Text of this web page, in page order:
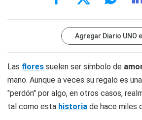
Agregar Diario UNO
Las flores suelen ser símbolo de
mano. Aunque a veces su regalo es
"perdón" por algo, en otros casos,
tal como esta historia de hace miles